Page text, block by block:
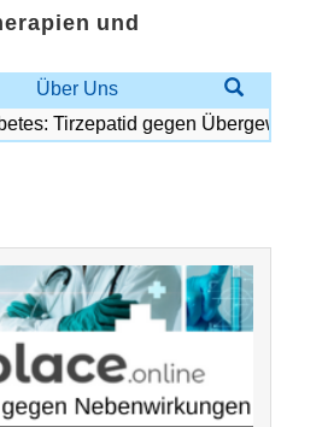
und
Über Uns
Tirzepatid gegen Übergewicht